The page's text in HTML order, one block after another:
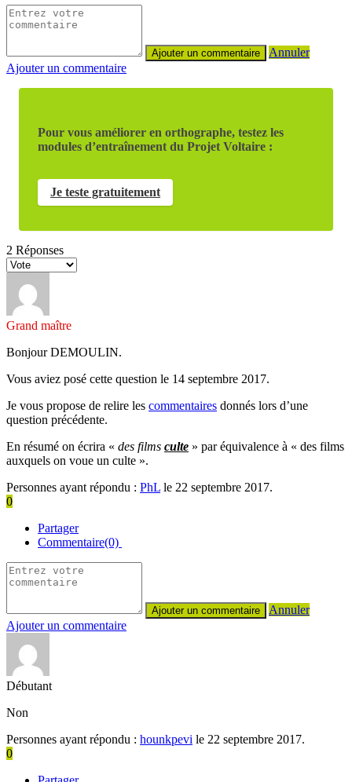
Annuler
Ajouter un commentaire
Pour vous améliorer en orthographe, testez les
modules d’entraînement du Projet Voltaire :
Je teste gratuitement
2 Réponses
Grand maître
Bonjour DEMOULIN.
Vous aviez posé cette question le 14 septembre 2017.
Je vous propose de relire les commentaires donnés lors d’une
question précédente.
En résumé on écrira « des films culte » par équivalence à « des films
auxquels on voue un culte ».
Personnes ayant répondu : PhL le 22 septembre 2017.
0
Partager
Commentaire(0)
Annuler
Ajouter un commentaire
Débutant
Non
Personnes ayant répondu : hounkpevi le 22 septembre 2017.
0